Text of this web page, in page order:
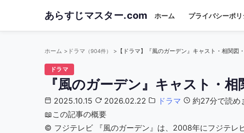
main
あらすじマスター.com ホーム プライバシーポ
ホーム ドラマ （904件）
ドラマ
『風のガーデン』キャスト・
2025.10.15 2026.02.22 ドラマ
約27分で読め
📖 この記事の概要
©︎ フジテレビ 『風のガーデン』は、2008年にフジテレ